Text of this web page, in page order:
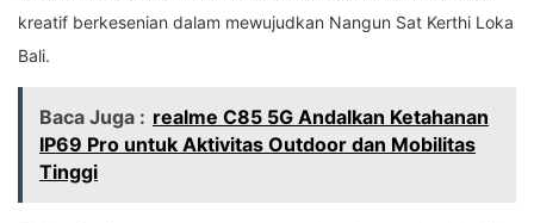
kreatif berkesenian dalam mewujudkan Nangun Sat Kerthi Loka
Bali.
Baca Juga : realme C85 5G Andalkan Ketahanan
IP69 Pro untuk Aktivitas Outdoor dan Mobilitas
Tinggi